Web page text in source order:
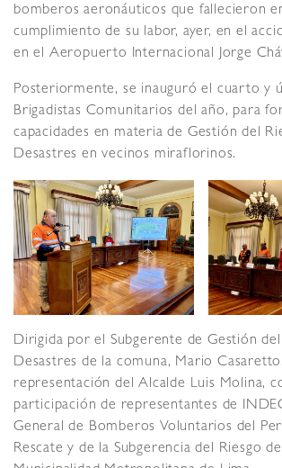
bomberos aeronáuticos que fallecieron
cumplimiento de su labor, ayer, en el
en el Aeropuerto Internacional Jorge
Posteriormente, se inauguró el cuarto y
Brigadistas Comunitarios del año, para
capacidades en materia de Gestión del
Desastres en vecinos miraflorinos.
Dirigida por el Subgerente de Gestión del
Desastres de la comuna, Mario
representación del Alcalde Luis Molina,
participación de representantes de
General de Bomberos Voluntarios del
Rescate y de la Subgerencia del Riesgo